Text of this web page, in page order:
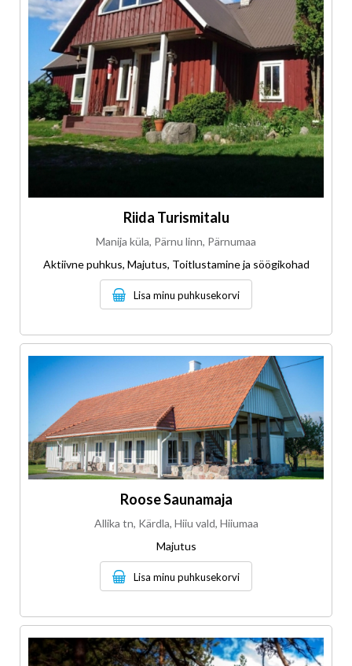
Riida Turismitalu
Manija küla, Pärnu linn, Pärnumaa
Aktiivne puhkus, Majutus, Toitlustamine ja söögikohad
Lisa minu puhkusekorvi
Roose Saunamaja
Allika tn, Kärdla, Hiiu vald, Hiiumaa
Majutus
Lisa minu puhkusekorvi